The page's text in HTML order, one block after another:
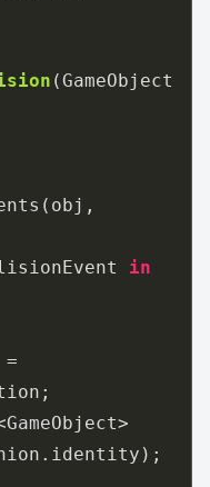
(GameObject
in